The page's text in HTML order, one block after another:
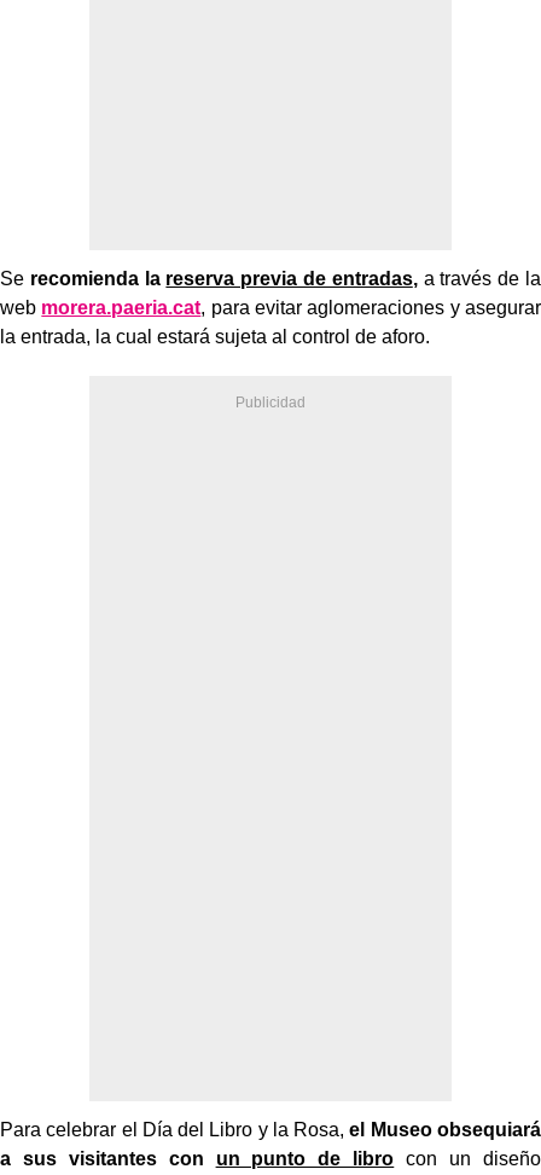
Se recomienda la reserva previa de entradas,a través de la
web morera.paeria.cat, para evitar aglomeraciones y asegurar
la entrada, la cual estará sujeta al control de aforo.
Para celebrar el Día del Libro y la Rosa, el Museo obsequiará
a sus visitantes con un punto de libro con un diseño